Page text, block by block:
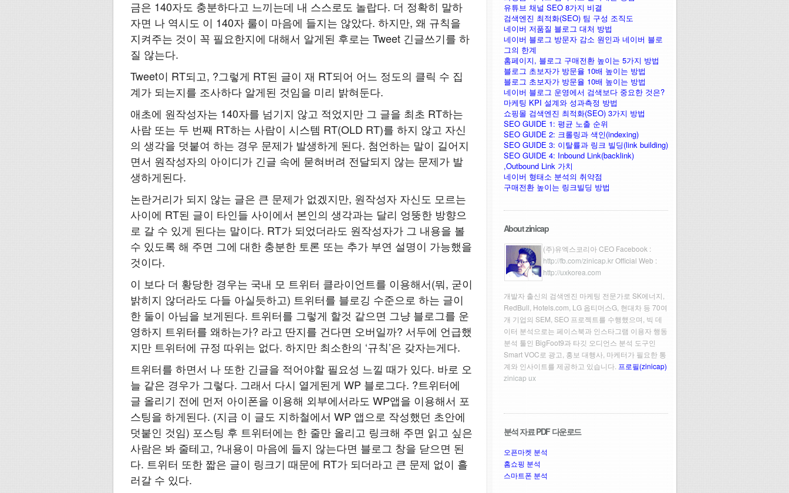
금은 140자도 충분하다고 느끼는데 내 스스로도 놀랍다. 더 정확히 말하
자면 나 역시도 이 140자 룰이 마음에 들지는 않았다. 하지만, 왜 규칙을
지켜주는 것이 꼭 필요한지에 대해서 알게된 후로는 Tweet 긴글쓰기를 하
질 않는다.
Tweet이 RT되고, ?그렇게 RT된 글이 재 RT되어 어느 정도의 클릭 수 집
계가 되는지를 조사하다 알게된 것임을 미리 밝혀둔다.
애초에 원작성자는 140자를 넘기지 않고 적었지만 그 글을 최초 RT하는
사람 또는 두 번째 RT하는 사람이 시스템 RT(OLD RT)를 하지 않고 자신
의 생각을 덧붙여 하는 경우 문제가 발생하게 된다. 첨언하는 말이 길어지
면서 원작성자의 아이디가 긴글 속에 묻혀버려 전달되지 않는 문제가 발
생하게된다.
논란거리가 되지 않는 글은 큰 문제가 없겠지만, 원작성자 자신도 모르는
사이에 RT된 글이 타인들 사이에서 본인의 생각과는 달리 엉뚱한 방향으
로 갈 수 있게 된다는 말이다. RT가 되었더라도 원작성자가 그 내용을 볼
수 있도록 해 주면 그에 대한 충분한 토론 또는 추가 부연 설명이 가능했을
것이다.
이 보다 더 황당한 경우는 국내 모 트위터 클라이언트를 이용해서(뭐, 굳이
밝히지 않더라도 다들 아실듯하고) 트위터를 블로깅 수준으로 하는 글이
한 둘이 아님을 보게된다. 트위터를 그렇게 할것 같으면 그냥 블로그를 운
영하지 트위터를 왜하는가? 라고 딴지를 건다면 오버일까? 서두에 언급했
지만 트위터에 규정 따위는 없다. 하지만 최소한의 ‘규칙’은 갖자는게다.
트위터를 하면서 나 또한 긴글을 적어야할 필요성 느낄 때가 있다. 바로 오
늘 같은 경우가 그렇다. 그래서 다시 열게된게 WP 블로그다. ?트위터에
글 올리기 전에 먼저 아이폰을 이용해 외부에서라도 WP앱을 이용해서 포
스팅을 하게된다. (지금 이 글도 지하철에서 WP 앱으로 작성했던 초안에
덧붙인 것임) 포스팅 후 트위터에는 한 줄만 올리고 링크해 주면 읽고 싶은
사람은 봐 줄테고, ?내용이 마음에 들지 않는다면 블로그 창을 닫으면 된
다. 트위터 또한 짧은 글이 링크기 때문에 RT가 되더라고 큰 문제 없이 흘
러갈 수 있다.
유튜브 채널 SEO 8가지 비결
검색엔진 최적화(SEO) 팀 구성 조직도
네이버 저품질 블로그 대처 방법
네이버 블로그 방문자 감소 원인과 네이버 블로
그의 한계
홈페이지, 블로그 구매전환 높이는 5가지 방법
블로그 초보자가 방문율 10배 높이는 방법
블로그 초보자가 방문율 10배 높이는 방법
네이버 블로그 운영에서 검색보다 중요한 것은?
마케팅 KPI 설계와 성과측정 방법
쇼핑몰 검색엔진 최적화(SEO) 3가지 방법
SEO GUIDE 1: 평균 노출 순위
SEO GUIDE 2: 크롤링과 색인(indexing)
SEO GUIDE 3: 이탈률과 링크 빌딩(link building)
SEO GUIDE 4: Inbound Link(backlink)
,Outbound Link 가치
네이버 형태소 분석의 취약점
구매전환 높이는 링크빌딩 방법
About zinicap
(주)유엑스코리아 CEO Facebook :
http://fb.com/zinicap.krOfficial Web :
http://uxkorea.com
개발자 출신의 검색엔진 마케팅 전문가로 SK에너지,
RedBull, Hotels.com, LG 옵티머스G, 현대차 등 70여
개 기업의 SEM, SEO 프로젝트를 수행했으며, 빅 데
이터 분석으로는 페이스북과 인스타그램 이용자 행동
분석 툴인 BigFoot9과 타깃 오디언스 분석 도구인
Smart VOC로 광고, 홍보 대행사, 마케터가 필요한 통
계와 인사이트를 제공하고 있습니다. 프로필(zinicap)
zinicap ux
분석 자료 PDF 다운로드
오픈마켓 분석
홈쇼핑 분석
스마트폰 분석